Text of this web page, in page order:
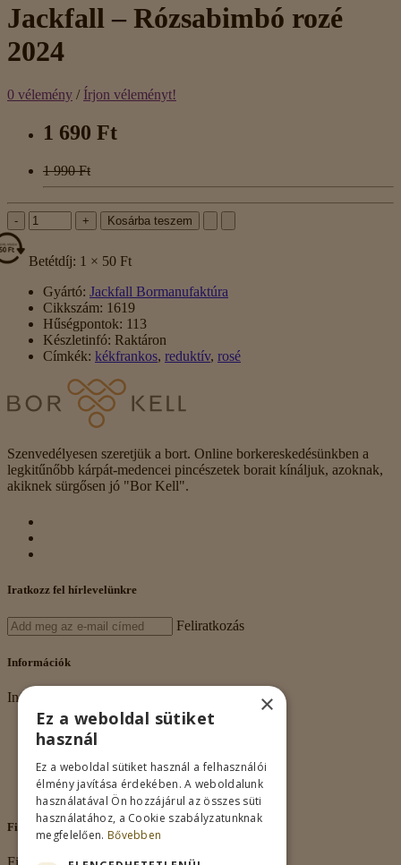
Jackfall – Rózsabimbó rozé
2024
0 vélemény / Írjon véleményt!
1 690 Ft
1 990 Ft
- + Kosárba teszem
Betétdíj: 1 × 50 Ft
Gyártó: Jackfall Bormanufaktúra
Cikkszám: 1619
Hűségpontok: 113
Készletinfó: Raktáron
Címkék: kékfrankos, reduktív, rosé
Szenvedélyesen szeretjük a bort. Online borkereskedésünkben a
legkitűnőbb kárpát-medencei pincészetek borait kínáljuk, azoknak,
akiknek sürgősen jó "Bor Kell".
Iratkozz fel hírlevelünkre
Feliratkozás
Információk
Információk
Rólunk
Adatkezelés
Vásárlási feltételek
Nagykereskedelem
Kapcsolat
Fiókom
×
Ez a weboldal sütiket
használ
Ez a weboldal sütiket használ a felhasználói
élmény javítása érdekében. A weboldalunk
használatával Ön hozzájárul az összes süti
használatához, a Cookie szabályzatunknak
megfelelően. Bővebben